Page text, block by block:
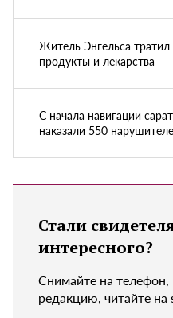
Житель Энгельса
продукты и лекарства
С начала навигации
наказали 550
Стали
интересного?
Снимайте на
редакцию, читайте на